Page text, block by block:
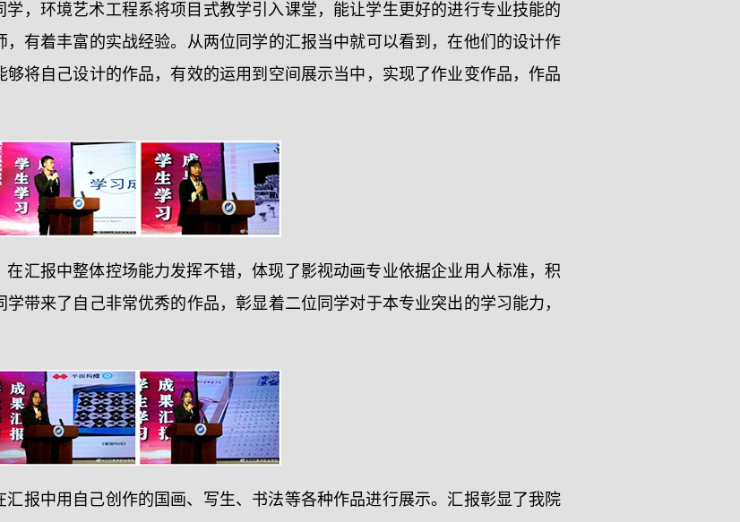
，环境艺术工程系将项目式教学引入课堂，能让学生更好的进行专业技能的
有着丰富的实战经验。从两位同学的汇报当中就可以看到，在他们的设计作
将自己设计的作品，有效的运用到空间展示当中，实现了作业变作品，作品
汇报中整体控场能力发挥不错，体现了影视动画专业依据企业用人标准，积
带来了自己非常优秀的作品，彰显着二位同学对于本专业突出的学习能力，
报中用自己创作的国画、写生、书法等各种作品进行展示。汇报彰显了我院